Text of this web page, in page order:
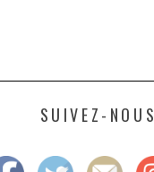
SUIVEZ-NOUS